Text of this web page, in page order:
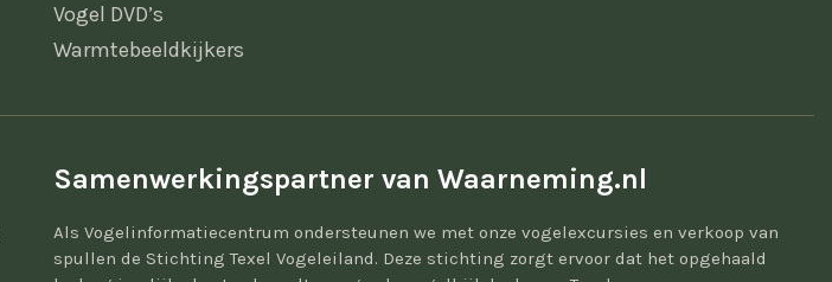
Vogel DVD’s
Warmtebeeldkijkers
Samenwerkingspartner van Waarneming.nl
Als Vogelinformatiecentrum ondersteunen we met onze vogelexcursies en verkoop van
spullen de Stichting Texel Vogeleiland. Deze stichting zorgt ervoor dat het opgehaald